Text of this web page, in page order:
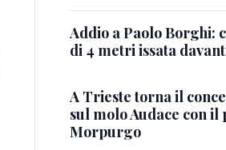
Addio a Paolo Borghi:
di 4 metri issata
A Trieste torna il
sul molo Audace con il
Morpurgo